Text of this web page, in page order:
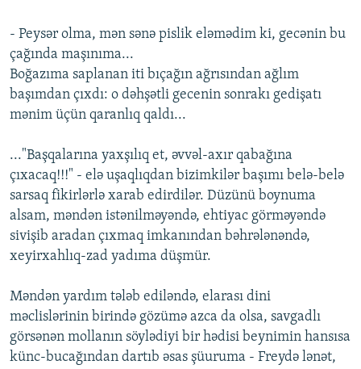
- Peysər olma, mən sənə pislik eləmədim ki, gecənin bu
çağında maşınıma...
Boğazıma saplanan iti bıçağın ağrısından ağlım
başımdan çıxdı: o dəhşətli gecenin sonrakı gedişatı
mənim üçün qaranlıq qaldı...
..."Başqalarına yaxşılıq et, əvvəl-axır qabağına
çıxacaq!!!" - elə uşaqlıqdan bizimkilər başımı belə-belə
sarsaq fikirlərlə xarab edirdilər. Düzünü boynuma
alsam, məndən istənilməyəndə, ehtiyac görməyəndə
sivişib aradan çıxmaq imkanından bəhrələnəndə,
xeyirxahlıq-zad yadıma düşmür.
Məndən yardım tələb ediləndə, elarası dini
məclislərinin birində gözümə azca da olsa, savgadlı
görsənən mollanın söylədiyi bir hədisi beynimin hansısa
künc-bucağından dartıb əsas şüuruma - Freydə lənət,